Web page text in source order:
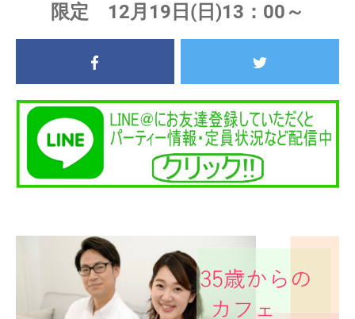
限定 12月19日(日)13：00～